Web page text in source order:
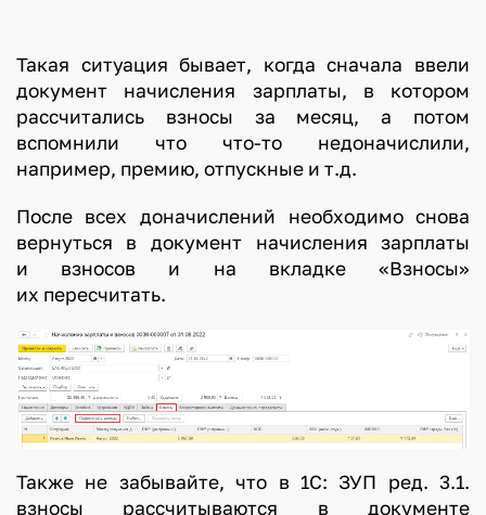
Такая ситуация бывает, когда сначала ввели
документ начисления зарплаты, в котором
рассчитались взносы за месяц, а потом
вспомнили что что-то недоначислили,
например, премию, отпускные и т.д.
После всех доначислений необходимо снова
вернуться в документ начисления зарплаты
и взносов и на вкладке «Взносы»
их пересчитать.
Также не забывайте, что в 1С: ЗУП ред. 3.1.
взносы рассчитываются в документе